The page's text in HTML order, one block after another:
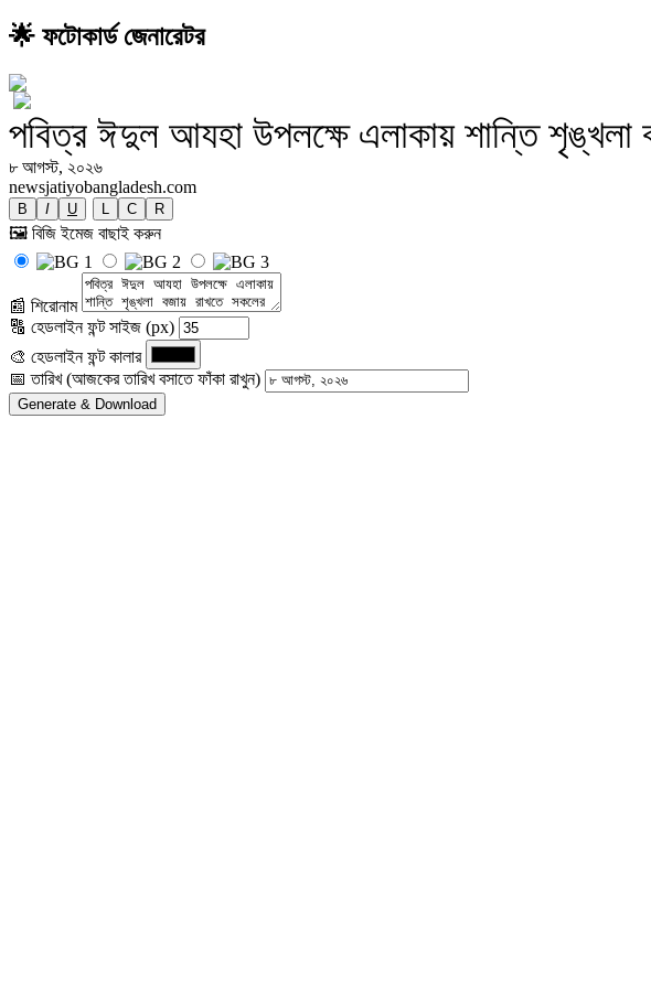
🌟 ফটোকার্ড জেনারেটর
পবিত্র ঈদুল আযহা উপলক্ষে এলাকায় শান্তি শৃঙ্খলা
৮ আগস্ট, ২০২৬
newsjatiyobangladesh.com
B I U C R
🖼️ বিজি ইমেজ বাছাই করুন
📰 শিরোনাম
🔠 হেডলাইন ফন্ট সাইজ (px)
🎨 হেডলাইন ফন্ট কালার
📅 তারিখ (আজকের তারিখ বসাতে ফাঁকা রাখুন)
Generate & Download